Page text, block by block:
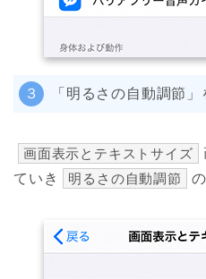
３ 「明るさの自動調節
画面表示とテキストサイズ
ていき
明るさの自動調節